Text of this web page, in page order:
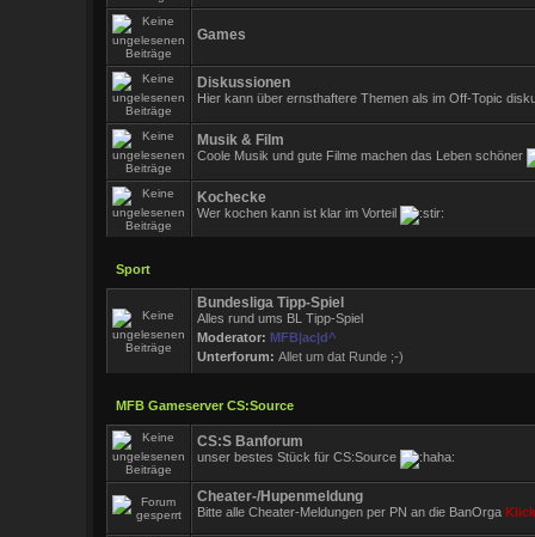
Games
Diskussionen
Hier kann über ernsthaftere Themen als im Off-Topic
Musik & Film
Coole Musik und gute Filme machen das Leben schöner
Kochecke
Wer kochen kann ist klar im Vorteil
Sport
Bundesliga Tipp-Spiel
Alles rund ums BL Tipp-Spiel
Moderator: MFB|ac|d^
Unterforum: Allet um dat Runde ;-)
MFB Gameserver CS:Source
CS:S Banforum
unser bestes Stück für CS:Source
Cheater-/Hupenmeldung
Bitte alle Cheater-Meldungen per PN an die BanOrga